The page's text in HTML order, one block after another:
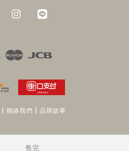
售完
Facebook Instagram
Visa Master
聯絡我們 品牌故事